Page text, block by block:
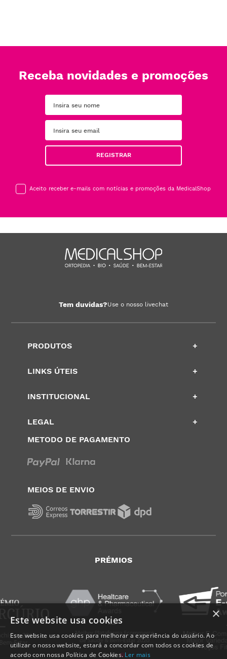
Receba novidades e promoções
REGISTRAR
Aceito receber e-mails com notícias e promoções da MedicalShop
Tem duvidas?Use o nosso livechat
PRODUTOS +
LINKS ÚTEIS +
INSTITUCIONAL +
LEGAL
+
METODO DE PAGAMENTO
MEIOS DE ENVIO
PRÉMIOS
×
Este website usa cookies
Este website usa cookies para melhorar a experiência do usuário. Ao
utilizar o nosso website, estará a concordar com todos os cookies de
acordo com nossa Política de Cookies. Ler mais